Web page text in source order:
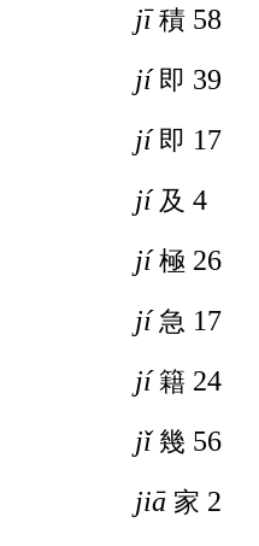
jī積 58
jí 即 39
jí 即 17
jí 及 4
jí極 26
jí 急 17
jí籍 24
jǐ 幾 56
jiā 家 2